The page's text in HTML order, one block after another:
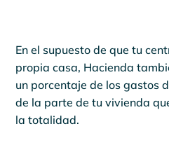
En el supuesto de que tu
propia casa, Hacienda
un porcentaje de los gastos
de la parte de tu vivienda
la totalidad.